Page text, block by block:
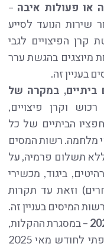
או פעולות איבה –
שירות הנועד לסייע
קרן הפיצויים לגבי
מיוצגים בהגשת ערר
בעניין זה.
ביתיים, במקרה של
וקרן פיצויים,
חפציו הביתיים של כל
מלחמה. רשות המסים
תשלום פרמיה, על
ביגוד, מכשירי
וזאת עד תקרות
המיסים בעניין זה.
– במסגרת ההקלות,
מועדי הגשת הדיווח והתשלום התקופתי לחודש מאי 2025